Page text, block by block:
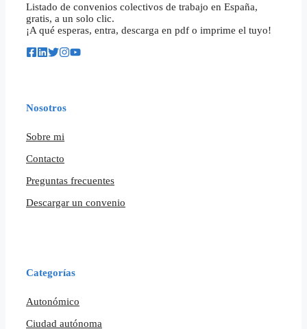
Listado de convenios colectivos de trabajo en España,
gratis, a un solo clic.
¡A qué esperas, entra, descarga en pdf o imprime el tuyo!
Nosotros
Sobre mi
Contacto
Preguntas frecuentes
Descargar un convenio
Categorías
Autonómico
Ciudad autónoma